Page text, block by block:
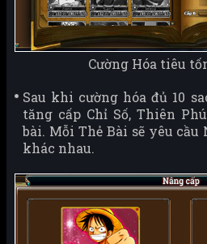
Cường Hóa tiêu
Sau khi cường hóa đủ 10
tăng cấp Chỉ Số, Thiên
bài. Mỗi Thẻ Bài sẽ yêu cầu
khác nhau.